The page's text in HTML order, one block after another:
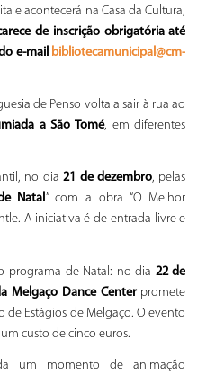
e acontecerá na Casa da Cultura,
de inscrição obrigatória até
e-mail bibliotecamunicipal@cm-
de Penso volta a sair à rua ao
a São Tomé, em diferentes
no dia21 de dezembro, pelas
Natal” com a obra “O Melhor
A iniciativa é de entrada livre e
programa de Natal: no dia 22 de
Melgaço Dance Center promete
de Estágios de Melgaço. O evento
custo de cinco euros.
um momento de animação